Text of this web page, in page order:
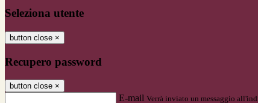
Seleziona utente
button close ×
Recupero password
button close ×
E-mail Verrà inviato un messaggio